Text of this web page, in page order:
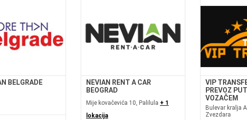
BELGRADE
NEVIAN RENT A CAR
BEOGRAD
Mije kovačevića 10, Palilula + 1
lokacija
VIP
PREVOZ
VOZAČEM
Bulevar kralja
Zvezdara